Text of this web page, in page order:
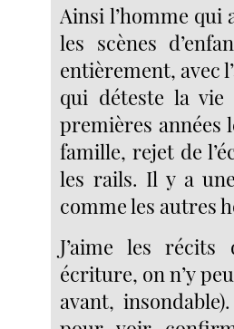
Ainsi l’homme
les scènes
entièrement, avec
qui déteste la
premières années
famille, rejet de
les rails. Il y a
comme les autres
J’aime les récits
écriture, on n’y
avant,